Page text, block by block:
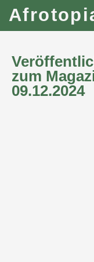
zum
09.12.2024